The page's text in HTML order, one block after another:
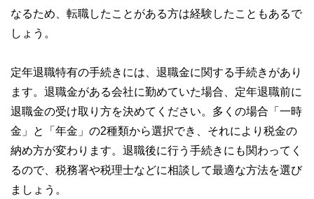
なるため、転職したことがある方は経験したこともあるで
しょう。
定年退職特有の手続きには、退職金に関する手続きがあり
ます。退職金がある会社に勤めていた場合、定年退職前に
退職金の受け取り方を決めてください。多くの場合「一時
金」と「年金」の2種類から選択でき、それにより税金の
納め方が変わります。退職後に行う手続きにも関わってく
るので、税務署や税理士などに相談して最適な方法を選び
ましょう。